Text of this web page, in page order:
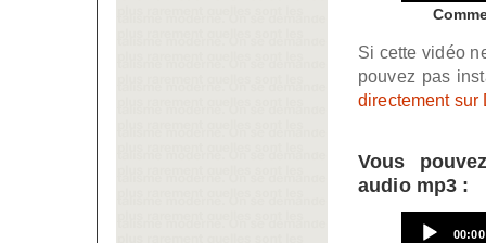
Si cette vidéo
pouvez pas
directement sur
Vous
audio mp3 :
00:00